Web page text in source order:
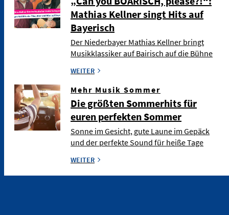
Mathias Kellner singt Hits auf
Bayerisch
Der Niederbayer Mathias Kellner bringt
Musikklassiker auf Bairisch auf die Bühne
WEITER
Mehr Musik Sommer
Die größten Sommerhits für
euren perfekten Sommer
Sonne im Gesicht, gute Laune im Gepäck
und der perfekte Sound für heiße Tage
WEITER